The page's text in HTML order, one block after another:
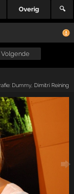
Overig 🔍
Volgende
Dummy, Dimitri Reining